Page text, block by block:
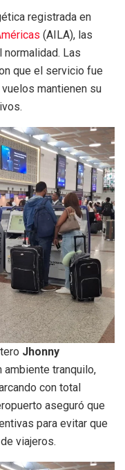
registrada en
(AILA), las
Las
que el servicio fue
mantienen su
Jhonny
ambiente tranquilo,
con total
aseguró que
para evitar que
viajeros.